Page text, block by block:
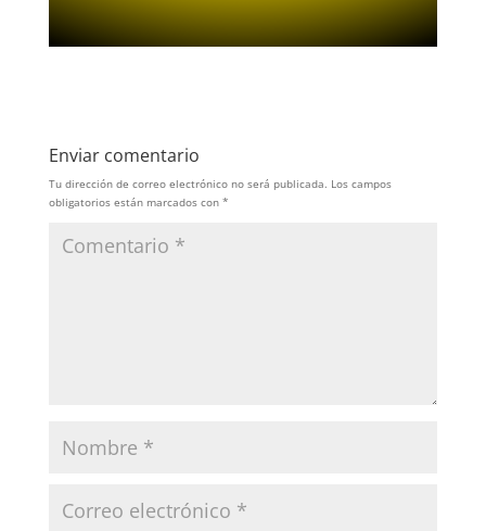
Enviar comentario
Tu dirección de correo electrónico no será publicada. Los campos
obligatorios están marcados con *